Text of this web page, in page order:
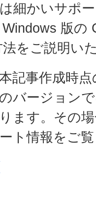
細かいサポ
版の
をご説明い
記事作成時
バージョン
ます。その
ト情報をご